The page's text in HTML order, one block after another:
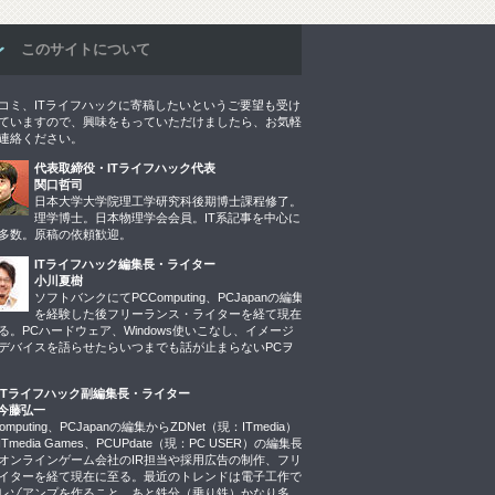
このサイトについて
ミ、ITライフハックに寄稿したいというご要望も受け
いますので、興味をもっていただけましたら、お気軽
絡ください。
代表取締役・ITライフハック代表
関口哲司
日本大学大学院理工学研究科後期博士課程修了。
理学博士。日本物理学会会員。IT系記事を中心に
数。原稿の依頼歓迎。
ITライフハック編集長・ライター
小川夏樹
ソフトバンクにてPCComputing、PCJapanの編集
を経験した後フリーランス・ライターを経て現在
。PCハードウェア、Windows使いこなし、イメージ
バイスを語らせたらいつまでも話が止まらないPCヲ
ライフハック副編集長・ライター
藤弘一
、PCJapanの編集からZDNet（現：ITmedia）
Games、PCUPdate（現：PC USER）の編集長
ンラインゲーム会社のIR担当や採用広告の制作、フリ
ターを経て現在に至る。最近のトレンドは電子工作で